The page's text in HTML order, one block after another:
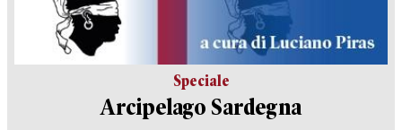
Speciale
Arcipelago Sardegna